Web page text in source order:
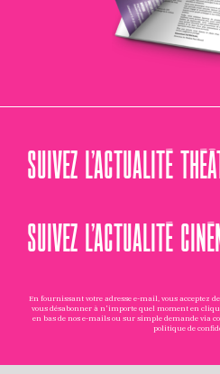
SUIVEZ L’ACTUALITÉ
SUIVEZ L’ACTUALITÉ
En fournissant votre adresse e-mail, vous acceptez
vous désabonner à n'importe quel moment en
en bas de nos e-mails ou sur simple demande via
politique de